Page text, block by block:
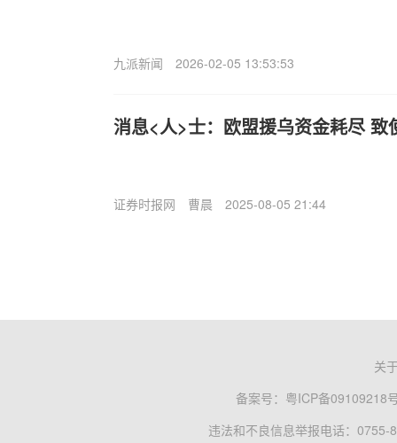
九派新闻 2026-02-05 13:53:53
消息<人>士：欧盟援乌资金耗尽 致
证券时报网 曹晨 2025-08-05 21:44
关
备案号： 粤ICP备09109218
违法和不良信息举报电话：0755-